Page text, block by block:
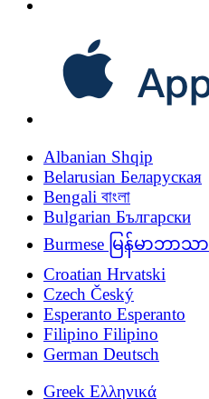
Albanian Shqip
Belarusian Беларуская
Bengali বাংলা
Bulgarian Български
Burmese မြန်မာဘာသာ
Croatian Hrvatski
Czech Český
Esperanto Esperanto
Filipino Filipino
German Deutsch
Greek Ελληνικά